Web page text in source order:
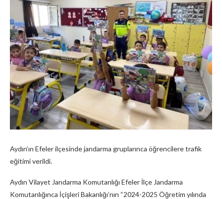
Aydın’ın Efeler ilçesinde jandarma gruplarınca öğrencilere trafik
eğitimi verildi.
Aydın Vilayet Jandarma Komutanlığı Efeler İlçe Jandarma
Komutanlığınca İçişleri Bakanlığı’nın “2024-2025 Öğretim yılında